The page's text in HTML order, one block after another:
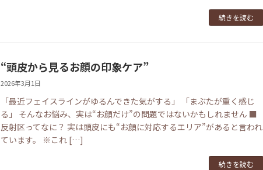
続きを読む
“頭皮から見るお顔の印象ケア”
2026年3月1日
「最近フェイスラインがゆるんできた気がする」 「まぶたが重く感じ
る」 そんなお悩み、実は“お顔だけ”の問題ではないかもしれません ■
反射区ってなに？ 実は頭皮にも“お顔に対応するエリア”があると言われ
ています。 ※これ […]
続きを読む